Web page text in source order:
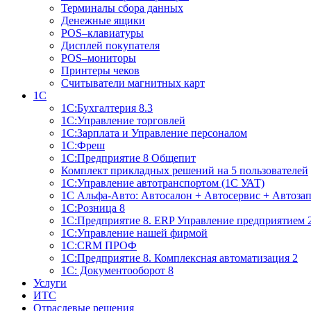
Терминалы сбора данных
Денежные ящики
POS–клавиатуры
Дисплей покупателя
POS–мониторы
Принтеры чеков
Считыватели магнитных карт
1С
1С:Бухгалтерия 8.3
1С:Управление торговлей
1С:Зарплата и Управление персоналом
1С:Фреш
1С:Предприятие 8 Общепит
Комплект прикладных решений на 5 пользователей
1С:Управление автотранспортом (1С УАТ)
1С Альфа-Авто: Автосалон + Автосервис +
1С:Розница 8
1С:Предприятие 8. ERP Управление предприятием
1С:Управление нашей фирмой
1С:CRM ПРОФ
1С:Предприятие 8. Комплексная автоматизация 2
1С: Документооборот 8
Услуги
ИТС
Отраслевые решения